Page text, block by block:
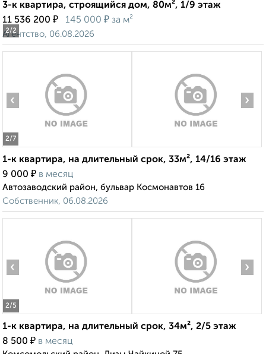
2/2
3-к квартира, строящийся дом, 80м², 1/9 этаж
11 536 200 ₽ 145 000 ₽ за м²
Агентство, 06.08.2026
2/7
‹ ›
1-к квартира, на длительный срок, 33м², 14/16 этаж
9 000 ₽ в месяц
Автозаводский район, бульвар Космонавтов 16
Собственник, 06.08.2026
2/5
‹ ›
1-к квартира, на длительный срок, 34м², 2/5 этаж
8 500 ₽ в месяц